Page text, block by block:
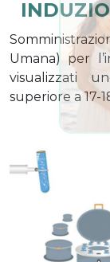
Umana) per
visualizzati
superiore a 17-